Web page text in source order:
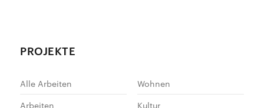
PROJEKTE
Alle Arbeiten
Wohnen
Arbeiten
Kultur